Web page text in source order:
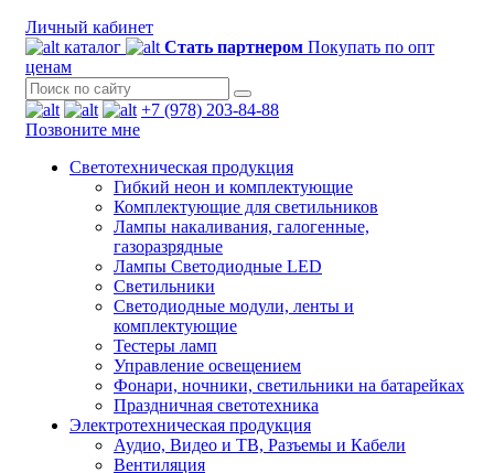
Личный кабинет
каталог
Стать партнером Покупать по опт
ценам
+7 (978) 203-84-88
Позвоните мне
Светотехническая продукция
Гибкий неон и комплектующие
Комплектующие для светильников
Лампы накаливания, галогенные,
газоразрядные
Лампы Светодиодные LED
Светильники
Светодиодные модули, ленты и
комплектующие
Тестеры ламп
Управление освещением
Фонари, ночники, светильники на батарейках
Праздничная светотехника
Электротехническая продукция
Аудио, Видео и ТВ, Разъемы и Кабели
Вентиляция